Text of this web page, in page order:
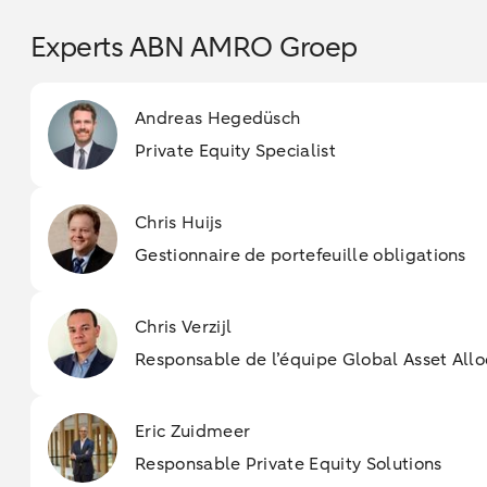
Experts ABN AMRO Groep
Andreas Hegedüsch
Private Equity Specialist
Chris Huijs
Gestionnaire de portefeuille obligations
Chris Verzijl
Responsable de l’équipe Global Asset
Eric Zuidmeer
Responsable Private Equity Solutions